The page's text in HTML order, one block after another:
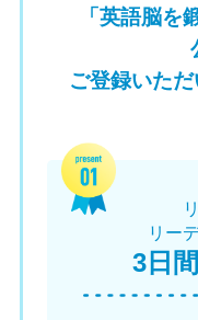
「英語脳を
ご登録いた
リー
3日